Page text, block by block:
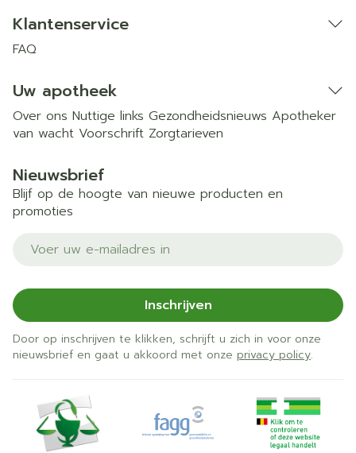
Klantenservice
FAQ
Uw apotheek
Over ons Nuttige links Gezondheidsnieuws Apotheker
van wacht Voorschrift Zorgtarieven
Nieuwsbrief
Blijf op de hoogte van nieuwe producten en
promoties
E-mail adres
Inschrijven
Door op inschrijven te klikken, schrijft u zich in voor onze
nieuwsbrief en gaat u akkoord met onze privacy policy.